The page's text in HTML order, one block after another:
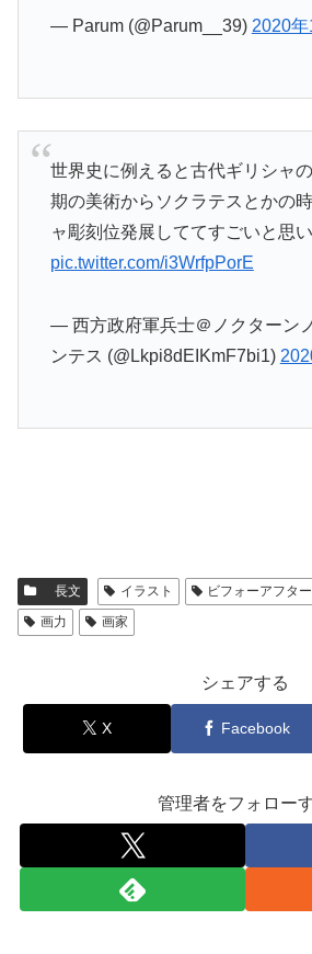
— Parum (@Parum__39) 2020年
世界史に例えると古代ギリシャ
期の美術からソクラテスとかの
ャ彫刻位発展しててすごいと思い
pic.twitter.com/i3WrfpPorE
— 西方政府軍兵士＠ノクターン
ンテス (@Lkpi8dEIKmF7bi1)
長文 イラスト ビフォーアフター
画力
画家
シェアする
X Facebook
管理者をフォロー